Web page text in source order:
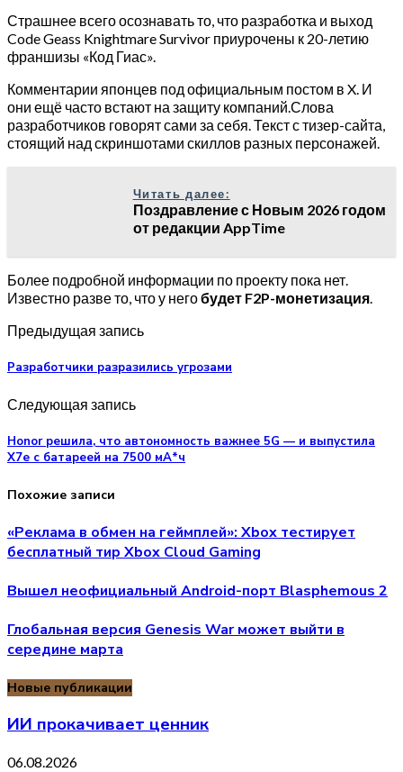
Страшнее всего осознавать то, что разработка и выход
Code Geass Knightmare Survivor приурочены к 20-летию
франшизы «Код Гиас».
Комментарии японцев под официальным постом в X. И
они ещё часто встают на защиту компаний.Слова
разработчиков говорят сами за себя. Текст с тизер-сайта,
стоящий над скриншотами скиллов разных персонажей.
Читать далее:
Поздравление с Новым 2026 годом
от редакции AppTime
Более подробной информации по проекту пока нет.
Известно разве то, что у негобудет F2P-монетизация.
Предыдущая запись
Разработчики разразились угрозами
Следующая запись
Honor решила, что автономность важнее 5G — и выпустила
X7e с батареей на 7500 мА*ч
Похожие записи
«Реклама в обмен на геймплей»: Xbox тестирует
бесплатный тир Xbox Cloud Gaming
Вышел неофициальный Android-порт Blasphemous 2
Глобальная версия Genesis War может выйти в
середине марта
Новые публикации
ИИ прокачивает ценник
06.08.2026